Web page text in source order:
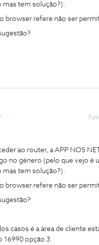
mas tem solução?).
browser refere não ser
ao router, a APP NOS
no género (pelo que vejo é
mas tem solução?).
browser refere não ser
casos é a área de cliente
16990 opção 3.